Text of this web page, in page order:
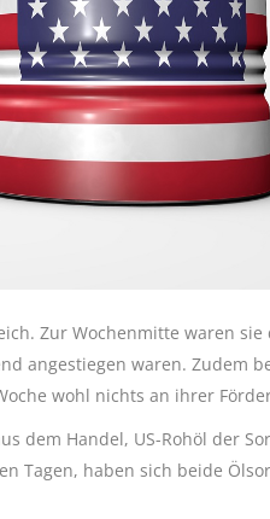
Zur Wochenmitte waren sie
angestiegen waren. Zudem
wohl nichts an ihrer
dem Handel, US-Rohöl der
Tagen, haben sich beide